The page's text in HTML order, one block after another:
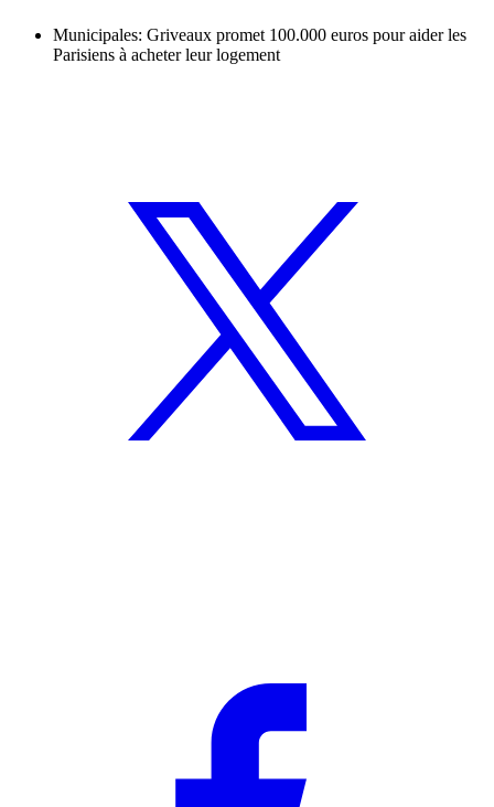
Municipales: Griveaux promet 100.000 euros pour aider les
Parisiens à acheter leur logement